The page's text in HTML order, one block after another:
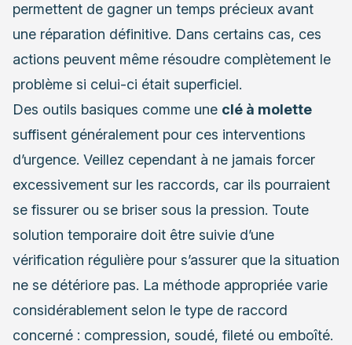
permettent de gagner un temps précieux avant
une réparation définitive. Dans certains cas, ces
actions peuvent même résoudre complètement le
problème si celui-ci était superficiel.
Des outils basiques comme une clé à molette
suffisent généralement pour ces interventions
d’urgence. Veillez cependant à ne jamais forcer
excessivement sur les raccords, car ils pourraient
se fissurer ou se briser sous la pression. Toute
solution temporaire doit être suivie d’une
vérification régulière pour s’assurer que la situation
ne se détériore pas. La méthode appropriée varie
considérablement selon le type de raccord
concerné : compression, soudé, fileté ou emboîté.